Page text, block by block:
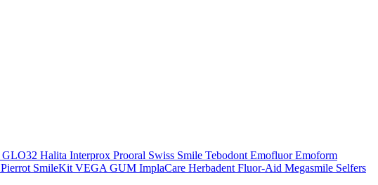
GLO32 Halita Interprox Prooral Swiss Smile Tebodont Emofluor Emoform
Pierrot SmileKit VEGA GUM ImplaCare Herbadent Fluor-Aid Megasmile Selfers